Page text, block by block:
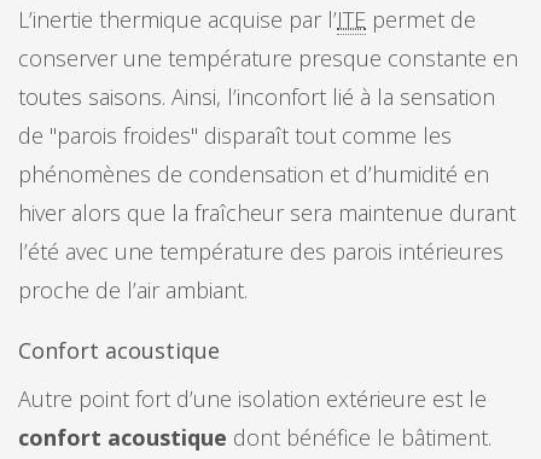
L’inertie thermique acquise par l’ITE permet de
conserver une température presque constante en
toutes saisons. Ainsi, l’inconfort lié à la sensation
de "parois froides" disparaît tout comme les
phénomènes de condensation et d’humidité en
hiver alors que la fraîcheur sera maintenue durant
l’été avec une température des parois intérieures
proche de l’air ambiant.
Confort acoustique
Autre point fort d’une isolation extérieure est le
confort acoustique dont bénéfice le bâtiment.